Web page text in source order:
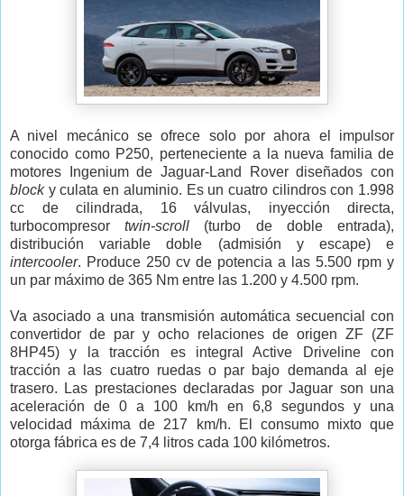
A nivel mecánico se ofrece solo por ahora el impulsor
conocido como P250, perteneciente a la nueva familia de
motores Ingenium de Jaguar-Land Rover diseñados con
block y culata en aluminio. Es un cuatro cilindros con 1.998
cc de cilindrada, 16 válvulas, inyección directa,
turbocompresor twin-scroll (turbo de doble entrada),
distribución variable doble (admisión y escape) e
intercooler. Produce 250 cv de potencia a las 5.500 rpm y
un par máximo de 365 Nm entre las 1.200 y 4.500 rpm.
Va asociado a una transmisión automática secuencial con
convertidor de par y ocho relaciones de origen ZF (ZF
8HP45) y la tracción es integral Active Driveline con
tracción a las cuatro ruedas o par bajo demanda al eje
trasero. Las prestaciones declaradas por Jaguar son una
aceleración de 0 a 100 km/h en 6,8 segundos y una
velocidad máxima de 217 km/h. El consumo mixto que
otorga fábrica es de 7,4 litros cada 100 kilómetros.